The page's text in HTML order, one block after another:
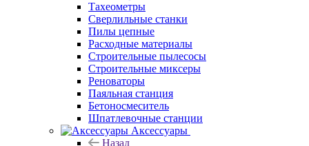
Тахеометры
Сверлильные станки
Пилы цепные
Расходные материалы
Строительные пылесосы
Строительные миксеры
Реноваторы
Паяльная станция
Бетоносмеситель
Шпатлевочные станции
Аксессуары
Назад